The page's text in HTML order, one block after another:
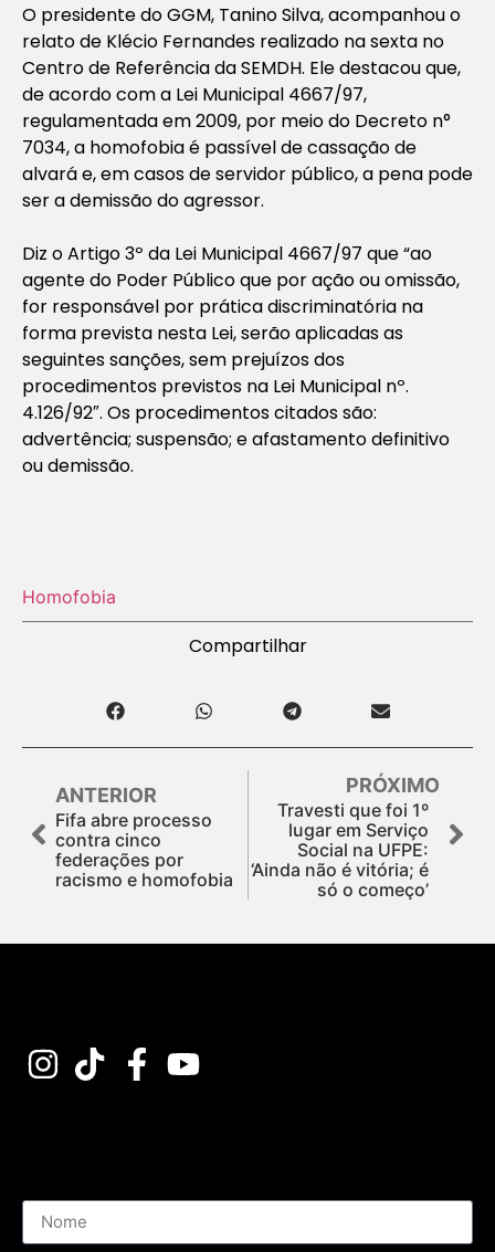
O presidente do GGM, Tanino Silva, acompanhou o
relato de Klécio Fernandes realizado na sexta no
Centro de Referência da SEMDH. Ele destacou que,
de acordo com a Lei Municipal 4667/97,
regulamentada em 2009, por meio do Decreto n°
7034, a homofobia é passível de cassação de
alvará e, em casos de servidor público, a pena pode
ser a demissão do agressor.
Diz o Artigo 3º da Lei Municipal 4667/97 que “ao
agente do Poder Público que por ação ou omissão,
for responsável por prática discriminatória na
forma prevista nesta Lei, serão aplicadas as
seguintes sanções, sem prejuízos dos
procedimentos previstos na Lei Municipal nº.
4.126/92″. Os procedimentos citados são:
advertência; suspensão; e afastamento definitivo
ou demissão.
Homofobia
Compartilhar
ANTERIOR
Fifa abre processo
contra cinco
federações por
racismo e homofobia
PRÓXIMO
Travesti que foi 1º
lugar em Serviço
Social na UFPE:
‘Ainda não é vitória; é
só o começo’